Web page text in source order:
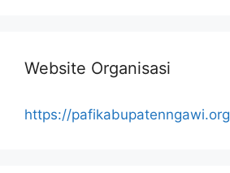
Website Organisasi
https://pafikabupatenngawi.org